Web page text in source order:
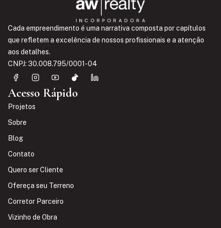
Cada empreendimento é uma narrativa composta por capítulos
que refletem a excelência de nossos profissionais e a atenção
aos detalhes.
CNPJ: 30.008.795/0001-04
Acesso Rápido
Projetos
Sobre
Blog
Contato
Quero ser Cliente
Ofereça seu Terreno
Corretor Parceiro
Vizinho de Obra